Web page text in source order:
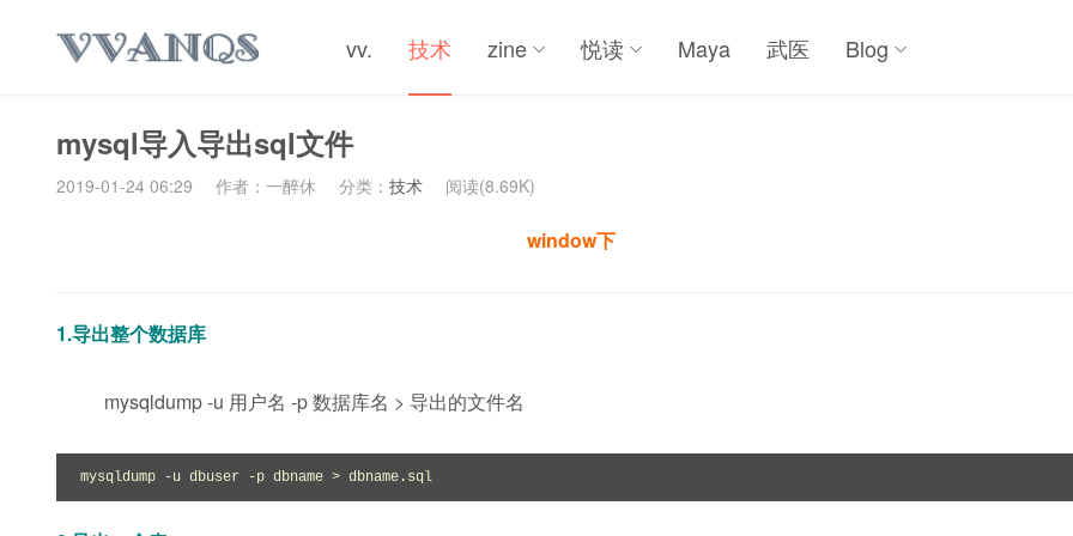
vv. 技术 zine 悦读 Maya 武医 Blog
mysql导入导出sql文件
2019-01-24 06:29 作者：一醉休 分类： 技术 阅读(8.69K)
window下
1.导出整个数据库
mysqldump -u 用户名 -p 数据库名 > 导出的文件名
mysqldump -u dbuser -p dbname > dbname.sql